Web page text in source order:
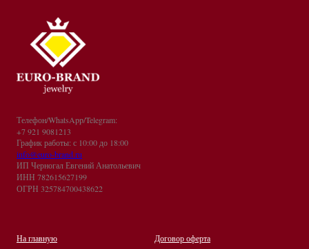
Телефон/WhatsApp/Telegram:
+7 921 9081213
График работы: с 10:00 до 18:00
info@euro-brand.ru
ИП Черногал Евгений Анатольевич
ИНН 782615627199
ОГРН 325784700438622
На главную Договор оферта